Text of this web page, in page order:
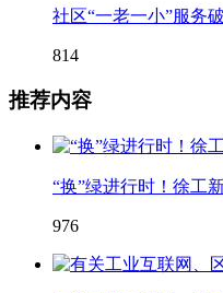
社区“一老一小”服务
814
推荐内容
“换”绿进行时！徐工
976